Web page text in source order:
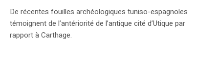
De récentes fouilles archéologiques tuniso-espagnoles
témoignent de l’antériorité de l’antique cité d’Utique par
rapport à Carthage.